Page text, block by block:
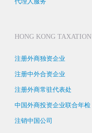
HONG KONG TAXATION
注册外商独资企业
注册中外合资企业
注册外商常驻代表处
中国外商投资企业联合年检
注销中国公司